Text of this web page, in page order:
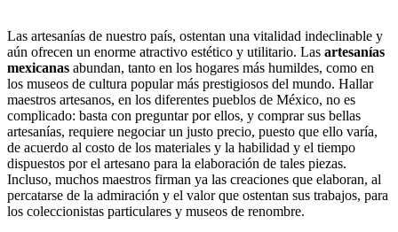
Las artesanías de nuestro país, ostentan una vitalidad indeclinable y
aún ofrecen un enorme atractivo estético y utilitario. Las artesanías
mexicanas abundan, tanto en los hogares más humildes, como en
los museos de cultura popular más prestigiosos del mundo. Hallar
maestros artesanos, en los diferentes pueblos de México, no es
complicado: basta con preguntar por ellos, y comprar sus bellas
artesanías, requiere negociar un justo precio, puesto que ello varía,
de acuerdo al costo de los materiales y la habilidad y el tiempo
dispuestos por el artesano para la elaboración de tales piezas.
Incluso, muchos maestros firman ya las creaciones que elaboran, al
percatarse de la admiración y el valor que ostentan sus trabajos, para
los coleccionistas particulares y museos de renombre.